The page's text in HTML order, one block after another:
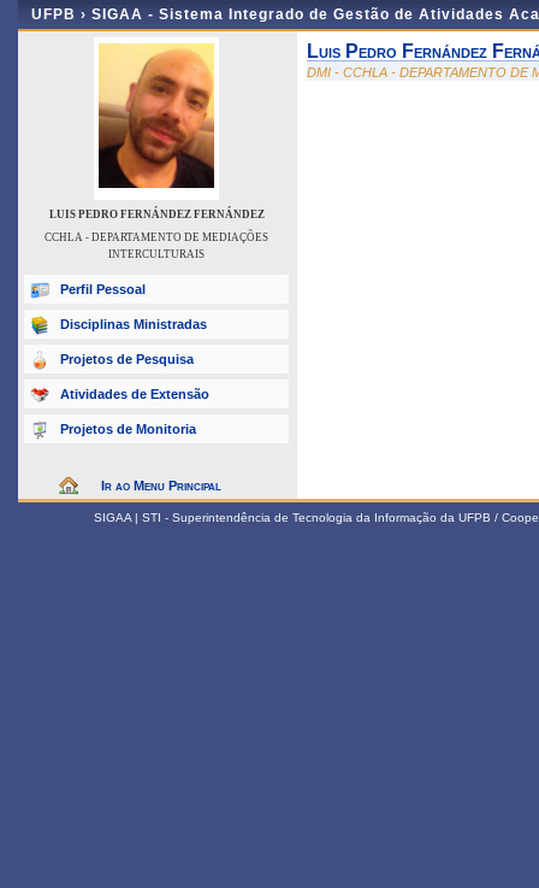
UFPB › SIGAA - Sistema Integrado de Gestão de Atividades
LUIS PEDRO FERNÁNDEZ FERNÁNDEZ
CCHLA - DEPARTAMENTO DE MEDIAÇÕES
INTERCULTURAIS
Perfil Pessoal
Disciplinas Ministradas
Projetos de Pesquisa
Atividades de Extensão
Projetos de Monitoria
Ir ao Menu Principal
Luis Pedro Fernández
DMI - CCHLA - DEPARTAMENTO DE
SIGAA | STI - Superintendência de Tecnologia da Informação da UFPB /